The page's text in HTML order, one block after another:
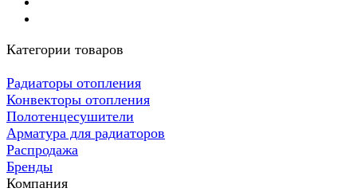
Категории товаров
Радиаторы отопления
Конвекторы отопления
Полотенцесушители
Арматура для радиаторов
Распродажа
Бренды
Компания